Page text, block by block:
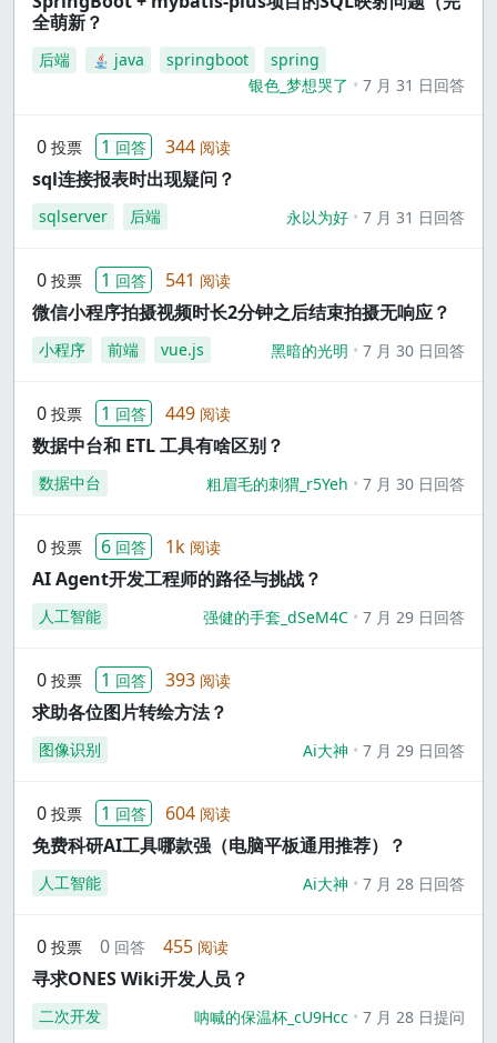
全萌新？
后端 java springboot
spring
银色_梦想哭了
7 月 31 日回答
0 投票 1 回答 344 阅读
sql连接报表时出现疑问？
sqlserver 后端 永以为好 7 月 31 日回答
0 投票 1 回答 541 阅读
微信小程序拍摄视频时长2分钟之后结束拍摄无响应？
小程序 前端 vue.js 黑暗的光明 7 月 30 日回答
0 投票 1 回答 449 阅读
数据中台和 ETL 工具有啥区别？
数据中台 粗眉毛的刺猬_r5Yeh 7 月 30 日回答
0 投票 6 回答 1k 阅读
AI Agent开发工程师的路径与挑战？
人工智能 强健的手套_dSeM4C 7 月 29 日回答
0 投票 1 回答 393 阅读
求助各位图片转绘方法？
图像识别 Ai大神 7 月 29 日回答
0 投票 1 回答 604 阅读
免费科研AI工具哪款强（电脑平板通用推荐）？
人工智能 Ai大神 7 月 28 日回答
0 投票 0 回答 455 阅读
寻求ONES Wiki开发人员？
二次开发 呐喊的保温杯_cU9Hcc 7 月 28 日提问